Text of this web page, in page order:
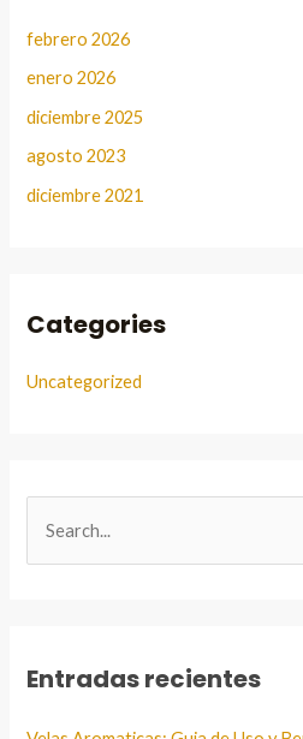
febrero 2026
enero 2026
diciembre 2025
agosto 2023
diciembre 2021
Categories
Uncategorized
r
Entradas recientes